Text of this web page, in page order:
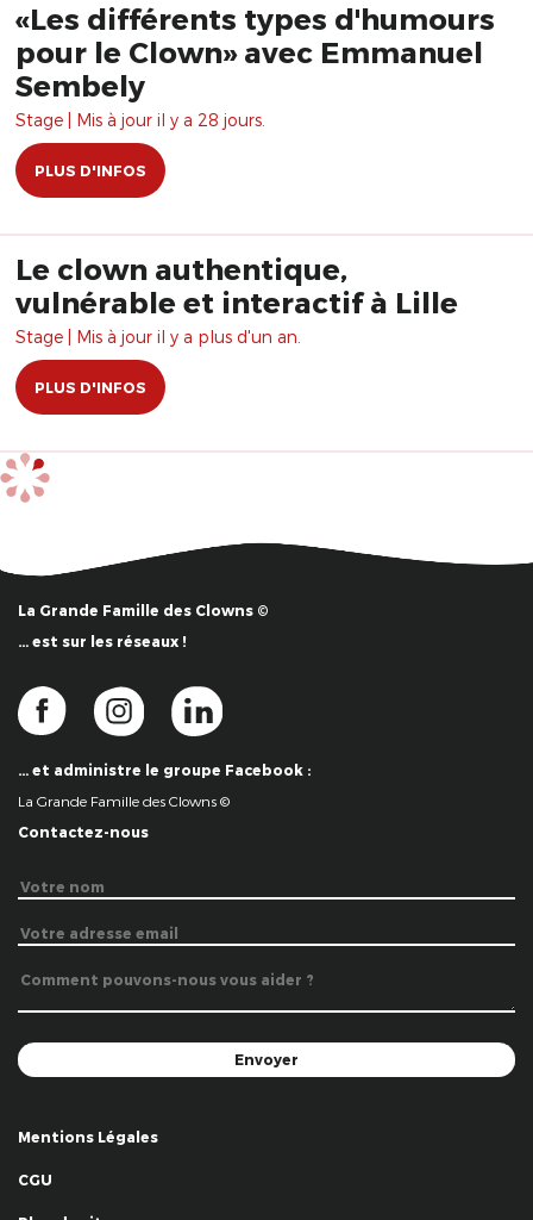
«Les différents types d'humours
pour le Clown» avec Emmanuel
Sembely
Stage | Mis à jour il y a 28 jours.
PLUS D'INFOS
Le clown authentique,
vulnérable et interactif à Lille
Stage | Mis à jour il y a plus d'un an.
PLUS D'INFOS
La Grande Famille des Clowns ©
… est sur les réseaux !
… et administre le groupe Facebook :
La Grande Famille des Clowns ©
Contactez-nous
Mentions Légales
CGU